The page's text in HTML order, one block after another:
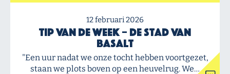
12 februari 2026
Tip van de Week – De stad van
Basalt
"Een uur nadat we onze tocht hebben voortgezet,
staan we plots boven op een heuvelrug. We…